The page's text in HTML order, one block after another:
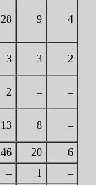
28 9 4
3 3 2
2 – –
13 8 –
46 20
6
– 1
–